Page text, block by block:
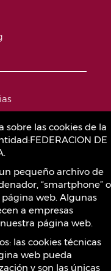
sobre las cookies de la
DE
pequeño archivo de
“smartphone” o
web. Algunas
a empresas
página web.
las cookies técnicas
web pueda
y son las únicas